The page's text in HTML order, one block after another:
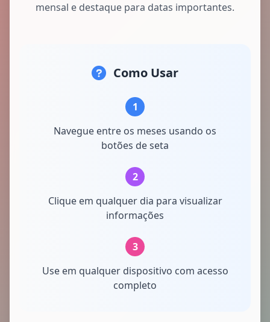
mensal e destaque para datas importantes.
Como Usar
1
Navegue entre os meses usando os
botões de seta
2
Clique em qualquer dia para visualizar
informações
3
Use em qualquer dispositivo com acesso
completo